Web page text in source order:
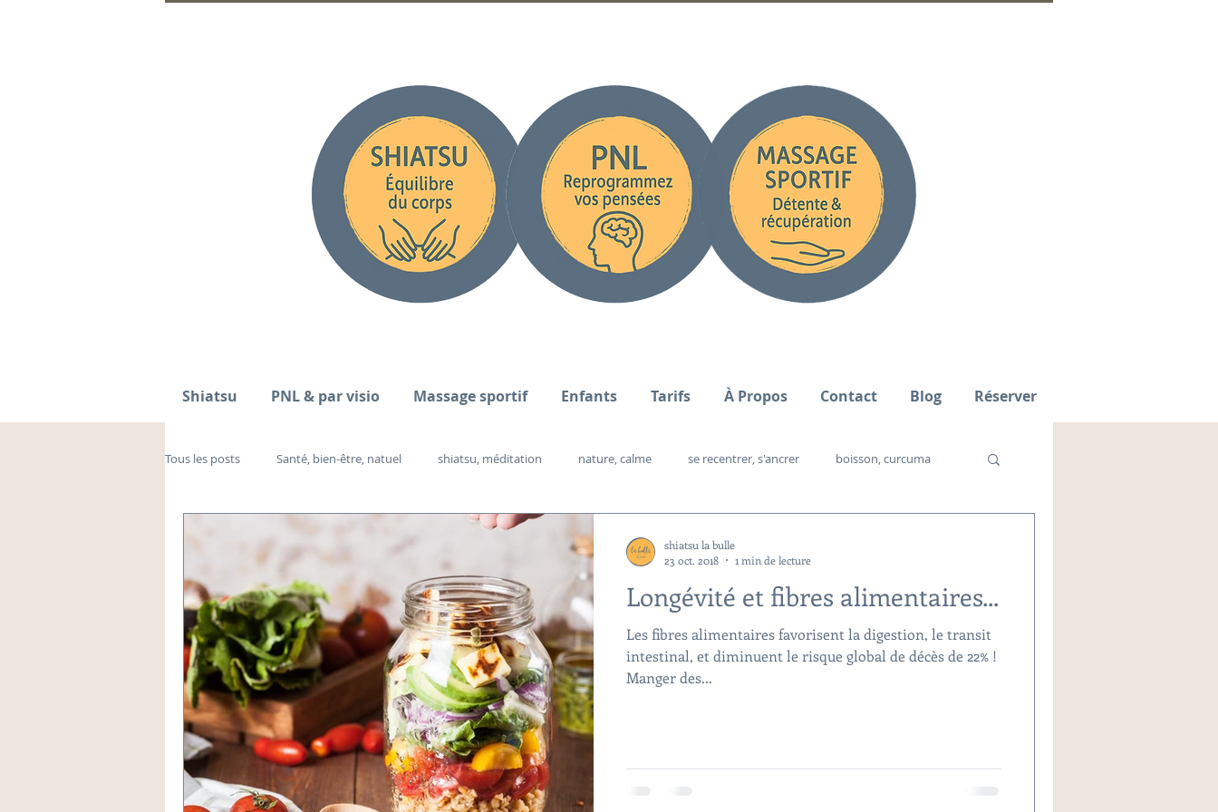
Shiatsu PNL & par visio Massage sportif Enfants Tarifs À Propos Contact Blog Réserver
Tous les posts Santé, bien-être, natuel shiatsu, méditation nature, calme se recentrer, s'ancrer boisson, curcuma
massage, médecine douce manger sainement,
mal de dos, stress détox, jus, fruits crise d'angoisse, stress rêves
Longévité et fibres alimentaires...
Les fibres alimentaires favorisent la digestion, le transit
intestinal, et diminuent le risque global de décès de 22% !
Manger des...
shiatsu la bulle
23 oct. 2018
1 min de lecture